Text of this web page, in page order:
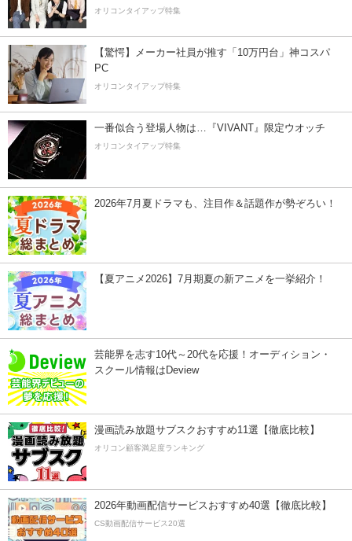
オリコンタイアップ特集
【驚愕】メーカー社員が推す「10万円台」神コスパ
PC
オリコンタイアップ特集
一番似合う登場人物は…『VIVANT』限定ウオッチ
オリコンタイアップ特集
2026年7月夏ドラマも、注目作＆話題作が勢ぞろい！
【夏アニメ2026】7月期夏の新アニメを一挙紹介！
芸能界を志す10代～20代を応援！オーディション・
スクール情報はDeview
漫画読み放題サブスクおすすめ11選【徹底比較】
オリコン顧客満足度ランキング
2026年動画配信サービスおすすめ40選【徹底比較】
CS動画配信サービス20選